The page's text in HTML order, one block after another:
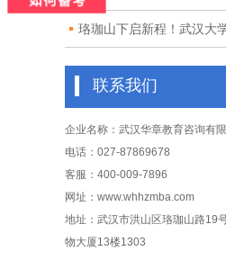
珞珈山下启新程！武汉大学
联系我们
企业名称：武汉华章教育咨询有
电话：027-87869678
客服：400-009-7896
网址：www.whhzmba.com
地址：武汉市洪山区珞珈山路19
物大厦13楼1303